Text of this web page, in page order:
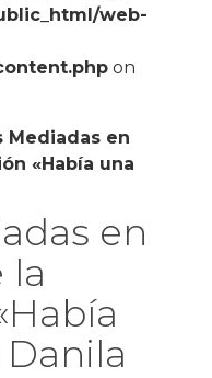
web-
on
Mediadas en
«Había una
en
la
Danila